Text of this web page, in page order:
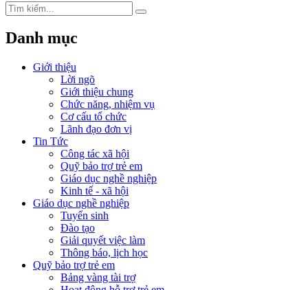
Danh mục
Giới thiệu
Lời ngõ
Giới thiệu chung
Chức năng, nhiệm vụ
Cơ cấu tổ chức
Lãnh đạo đơn vị
Tin Tức
Công tác xã hội
Quỹ bảo trợ trẻ em
Giáo dục nghề nghiệp
Kinh tế - xã hội
Giáo dục nghề nghiệp
Tuyển sinh
Đào tạo
Giải quyết việc làm
Thông báo, lịch học
Quỹ bảo trợ trẻ em
Bảng vàng tài trợ